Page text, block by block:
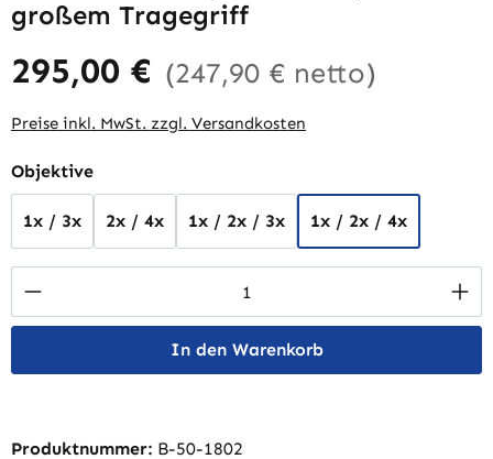
großem Tragegriff
295,00 € (247,90 € netto)
Preise inkl. MwSt. zzgl. Versandkosten
Objektiveauswählen
1x / 3x 2x / 4x 1x / 2x / 3x 1x / 2x / 4x
Produkt Anzahl: Gib den gewünschten
In den Warenkorb
Produktnummer: B-50-1802